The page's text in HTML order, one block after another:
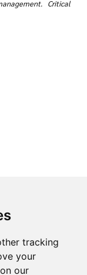
tracking
your
our
Critical
business
initiatives with
new
in 360